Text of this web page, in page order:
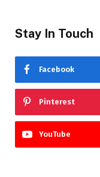
Stay In Touch
Facebook
Pinterest
YouTube